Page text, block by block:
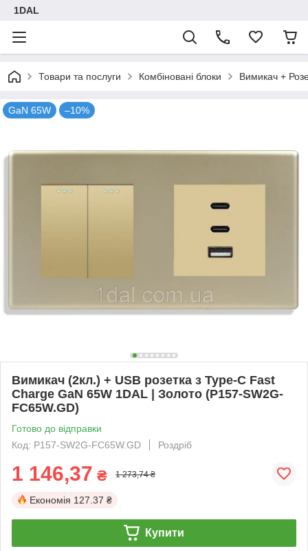
1DAL
Товари та послуги Комбіновані блоки Вимикач +
GaN 65W –10%
Вимикач (2кл.) + USB розетка з Type-C Fast
Charge GaN 65W 1DAL | Золото (P157-SW2G-
FC65W.GD)
Готово до відправки
Код: P157-SW2G-FC65W.GD
Роздріб
1 146,37 ₴ 1 273,74 ₴
Економія 127.37 ₴
Купити